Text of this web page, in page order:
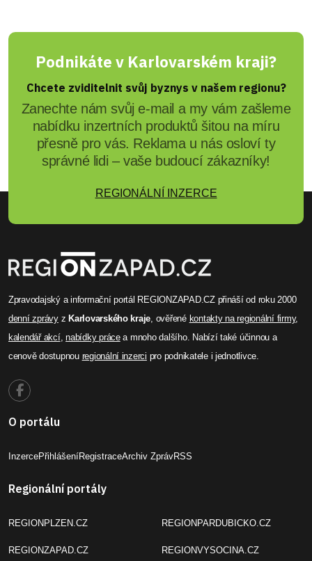
Podnikáte v Karlovarském kraji?
Chcete zviditelnit svůj byznys v našem regionu?
Zanechte nám svůj e-mail a my vám zašleme
nabídku inzertních produktů šitou na míru
přesně pro vás. Reklama u nás osloví ty
správné lidi – vaše budoucí zákazníky!
REGIONÁLNÍ INZERCE
Zpravodajský a informační portál REGIONZAPAD.CZ přináší od roku 2000
denní zprávyz Karlovarského kraje , ověřené kontakty na regionální firmy,
kalendář akcí,nabídky prácea mnoho dalšího. Nabízí také účinnou a
cenově dostupnou regionální inzerci pro podnikatele i jednotlivce.
O portálu
InzercePřihlášeníRegistraceArchiv ZprávRSS
Regionální portály
REGIONPLZEN.CZ
REGIONZAPAD.CZ
REGIONPARDUBICKO.CZ
REGIONVYSOCINA.CZ